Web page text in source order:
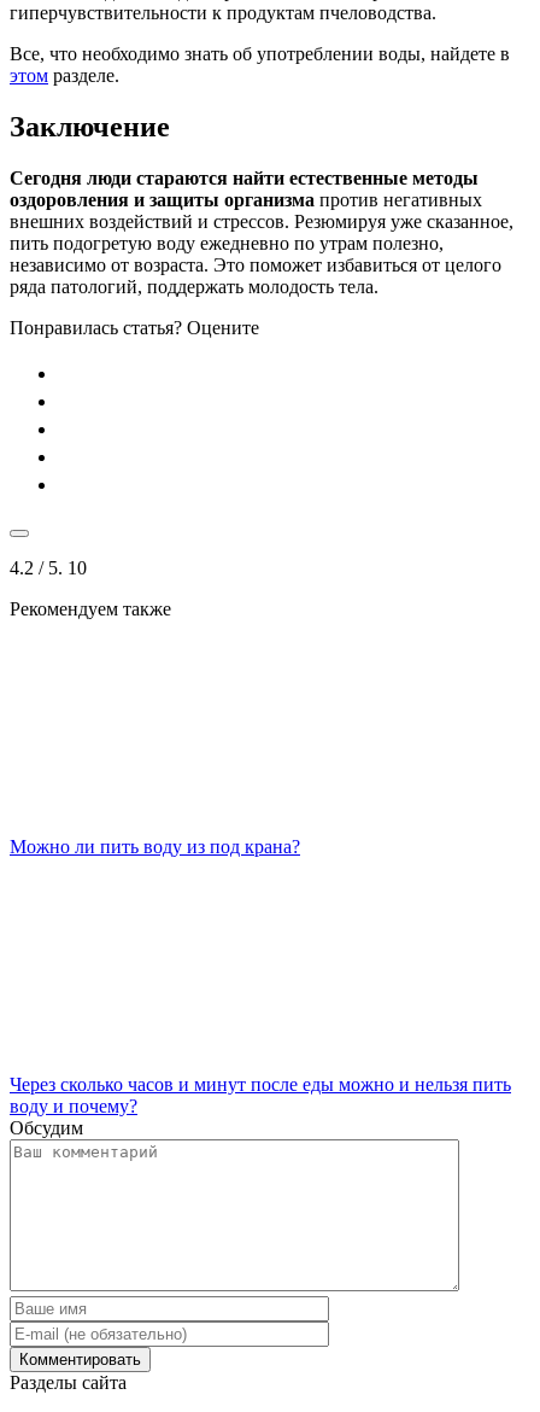
гиперчувствительности к продуктам пчеловодства.
Все, что необходимо знать об употреблении воды, найдете в
этом разделе.
Заключение
Сегодня люди стараются найти естественные методы
оздоровления и защиты организма против негативных
внешних воздействий и стрессов. Резюмируя уже сказанное,
пить подогретую воду ежедневно по утрам полезно,
независимо от возраста. Это поможет избавиться от целого
ряда патологий, поддержать молодость тела.
Понравилась статья? Оцените
4.2 / 5. 10
Рекомендуем также
Можно ли пить воду из под крана?
Через сколько часов и минут после еды можно и нельзя пить
воду и почему?
Обсудим
Разделы сайта